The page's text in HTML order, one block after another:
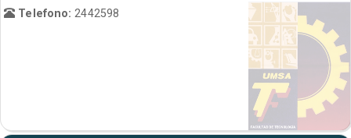
Telefono: 2442598